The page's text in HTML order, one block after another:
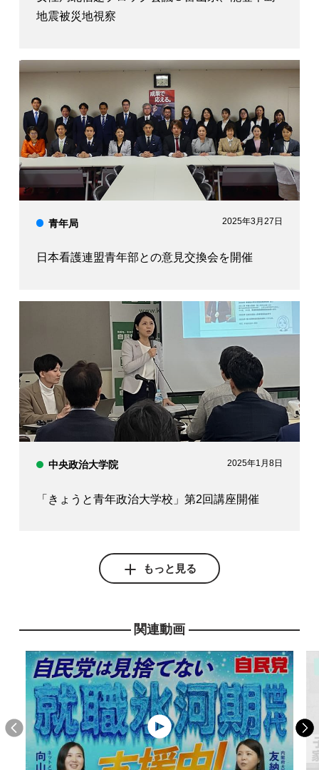
地震被災地視察
青年局 2025年3月27日
日本看護連盟青年部との意見交換会を開催
中央政治大学院 2025年1月8日
「きょうと青年政治大学校」第2回講座開催
青年局 2024年12月13日
青年局定例会議を開催
もっと見る
関連動画